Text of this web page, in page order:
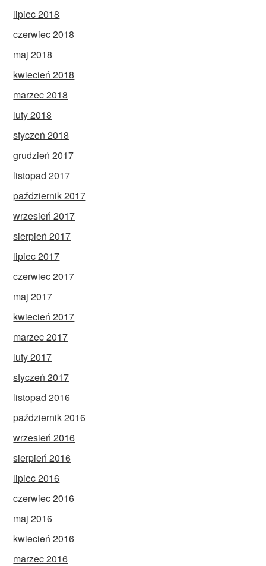
lipiec 2018
czerwiec 2018
maj 2018
kwiecień 2018
marzec 2018
luty 2018
styczeń 2018
grudzień 2017
listopad 2017
październik 2017
wrzesień 2017
sierpień 2017
lipiec 2017
czerwiec 2017
maj 2017
kwiecień 2017
marzec 2017
luty 2017
styczeń 2017
listopad 2016
październik 2016
wrzesień 2016
sierpień 2016
lipiec 2016
czerwiec 2016
maj 2016
kwiecień 2016
marzec 2016